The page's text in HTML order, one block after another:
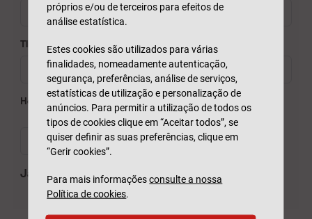
próprios e/ou de terceiros para efeitos de
análise estatística.
Estes cookies são utilizados para várias
finalidades, nomeadamente autenticação,
segurança, preferências, análise de serviços,
estatísticas de utilização e personalização de
anúncios. Para permitir a utilização de todos os
tipos de cookies clique em “Aceitar todos”, se
quiser definir as suas preferências, clique em
“Gerir cookies”.
Para mais informaçõesconsulte a nossa
Política de cookies.